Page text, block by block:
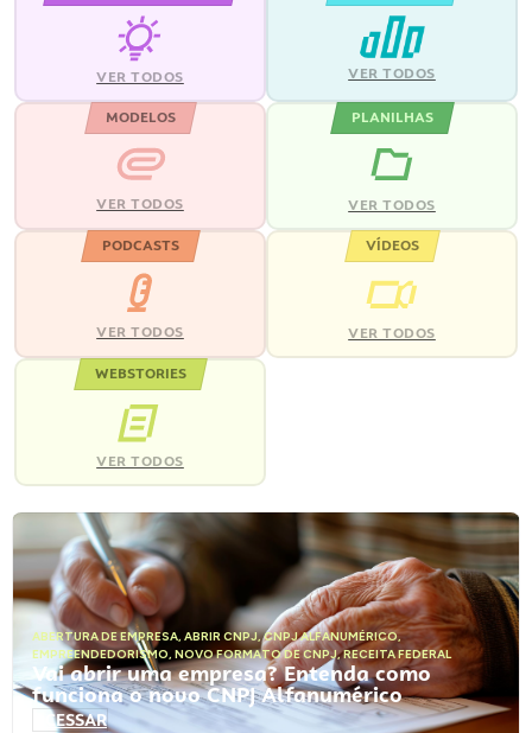
VER TODOS VER TODOS
MODELOS
VER TODOS
PLANILHAS
VER TODOS
PODCASTS
VER TODOS
VÍDEOS
VER TODOS
WEBSTORIES
VER TODOS
ABERTURA DE EMPRESA, ABRIR CNPJ,CNPJ ALFANUMÉRICO,
EMPREENDEDORISMO, NOVO FORMATO DE CNPJ,RECEITA FEDERAL
Vai abrir uma empresa? Entenda como
funciona o novo CNPJ Alfanumérico
ACESSAR